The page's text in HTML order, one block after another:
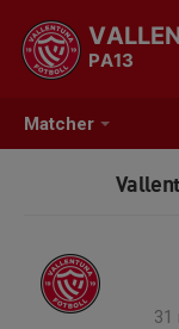
Matcher
PA13
31